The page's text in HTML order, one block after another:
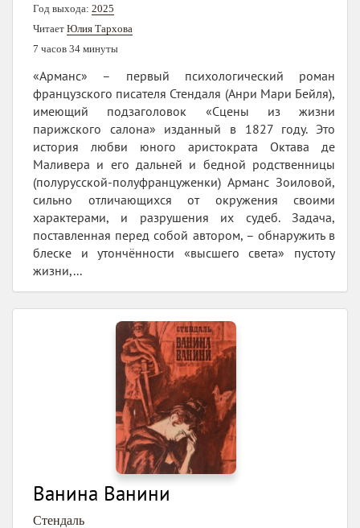
Год выхода: 2025
Читает Юлия Тархова
7 часов 34 минуты
«Арманс» – первый психологический роман
французского писателя Стендаля (Анри Мари Бейля),
имеющий подзаголовок «Сцены из жизни
парижского салона» изданный в 1827 году. Это
история любви юного аристократа Октава де
Маливера и его дальней и бедной родственницы
(полурусской-полуфранцуженки) Арманс Зоиловой,
сильно отличающихся от окружения своими
характерами, и разрушения их судеб. Задача,
поставленная перед собой автором, – обнаружить в
блеске и утончённости «высшего света» пустоту
жизни,...
Ванина Ванини
Стендаль